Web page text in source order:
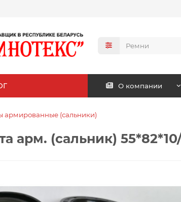
О компании
армированные (сальники)
арм. (сальник)